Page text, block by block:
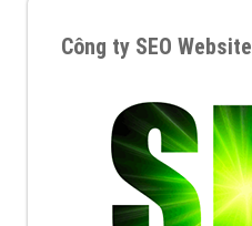
Công ty SEO Website